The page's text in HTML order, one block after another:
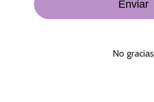
• Pelón Pelo Rico
No gracias